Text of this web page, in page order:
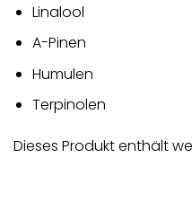
Linalool
A-Pinen
Humulen
Terpinolen
Dieses Produkt enthält